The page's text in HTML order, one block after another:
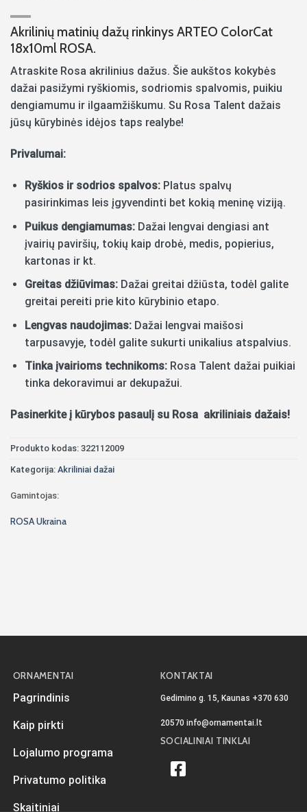
Akrilinių matinių dažų rinkinys ARTEO ColorCat
18x10ml ROSA.
Atraskite Rosa akrilinius dažus. Šie aukštos kokybės
dažai pasižymi ryškiomis, sodriomis spalvomis, puikiu
dengiamumu ir ilgaamžiškumu. Su Rosa Talent dažais
jūsų kūrybinės idėjos taps realybe!
Privalumai:
Ryškios ir sodrios spalvos:Platus spalvų
pasirinkimas leis įgyvendinti bet kokią meninę viziją.
Puikus dengiamumas:Dažai lengvai dengiasi ant
įvairių paviršių, tokių kaip drobė, medis, popierius,
kartonas ir kt.
Greitas džiūvimas:Dažai greitai džiūsta, todėl galite
greitai pereiti prie kito kūrybinio etapo.
Lengvas naudojimas:Dažai lengvai maišosi
tarpusavyje, todėl galite sukurti unikalius atspalvius.
Tinka įvairioms technikoms:Rosa Talent dažai puikiai
tinka dekoravimui ar dekupažui.
Pasinerkite į kūrybos pasaulį su Rosa akriliniais dažais!
Produkto kodas: 322112009
Kategorija: Akriliniai dažai
Gamintojas:
ROSA Ukraina
ORNAMENTAI
Pagrindinis
Kaip pirkti
Lojalumo programa
Privatumo politika
Skaitiniai
KONTAKTAI
Gedimino g. 15, Kaunas +370 630
20570 info@ornamentai.lt
SOCIALINIAI TINKLAI